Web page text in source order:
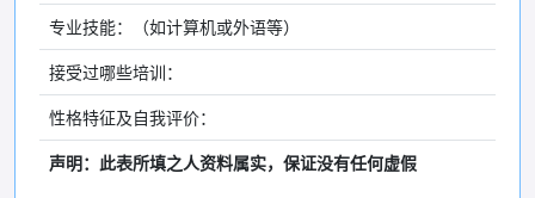
专业技能：（如计算机或外语等）
接受过哪些培训：
性格特征及自我评价：
声明：此表所填之人资料属实，保证没有任何虚假